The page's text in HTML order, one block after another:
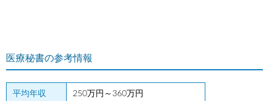
医療秘書の参考情報
平均年収 250万円～360万円